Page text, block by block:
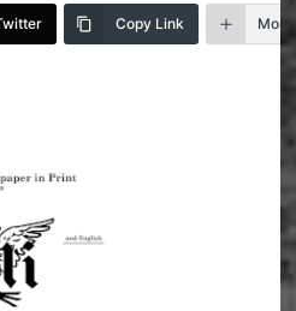
Copy Link More